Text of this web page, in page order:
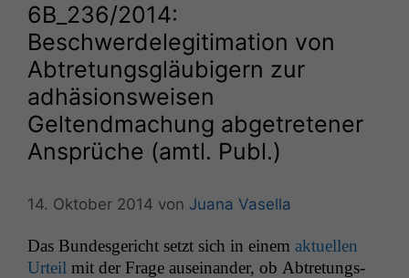
6B_236/2014:
Beschwerdelegitimation von
Abtretungsgläubigern zur
adhäsionsweisen
Geltendmachung abgetretener
Ansprüche (amtl. Publ.)
14. Oktober 2014 von Juana Vasella
Das Bun­des­gericht set­zt sich in einem aktuellen
Urteil mit der Frage auseinan­der, ob Abtre­tungs­